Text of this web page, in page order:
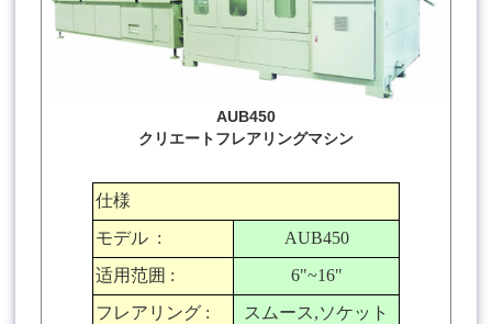
AUB450
クリエートフレアリングマシン
仕様
モデル :
AUB450
适用范囲 :
6"~16"
フレアリング : スムース,ソケット